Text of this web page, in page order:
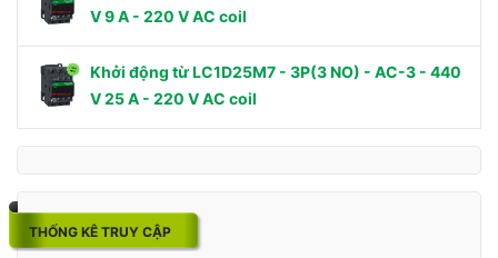
V 9 A - 220 V AC coil
Khởi động từ LC1D25M7 - 3P(3 NO) - AC-3 - 440
V 25 A - 220 V AC coil
THỐNG KÊ TRUY CẬP